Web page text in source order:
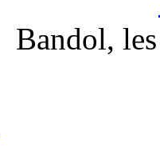
Bandol,